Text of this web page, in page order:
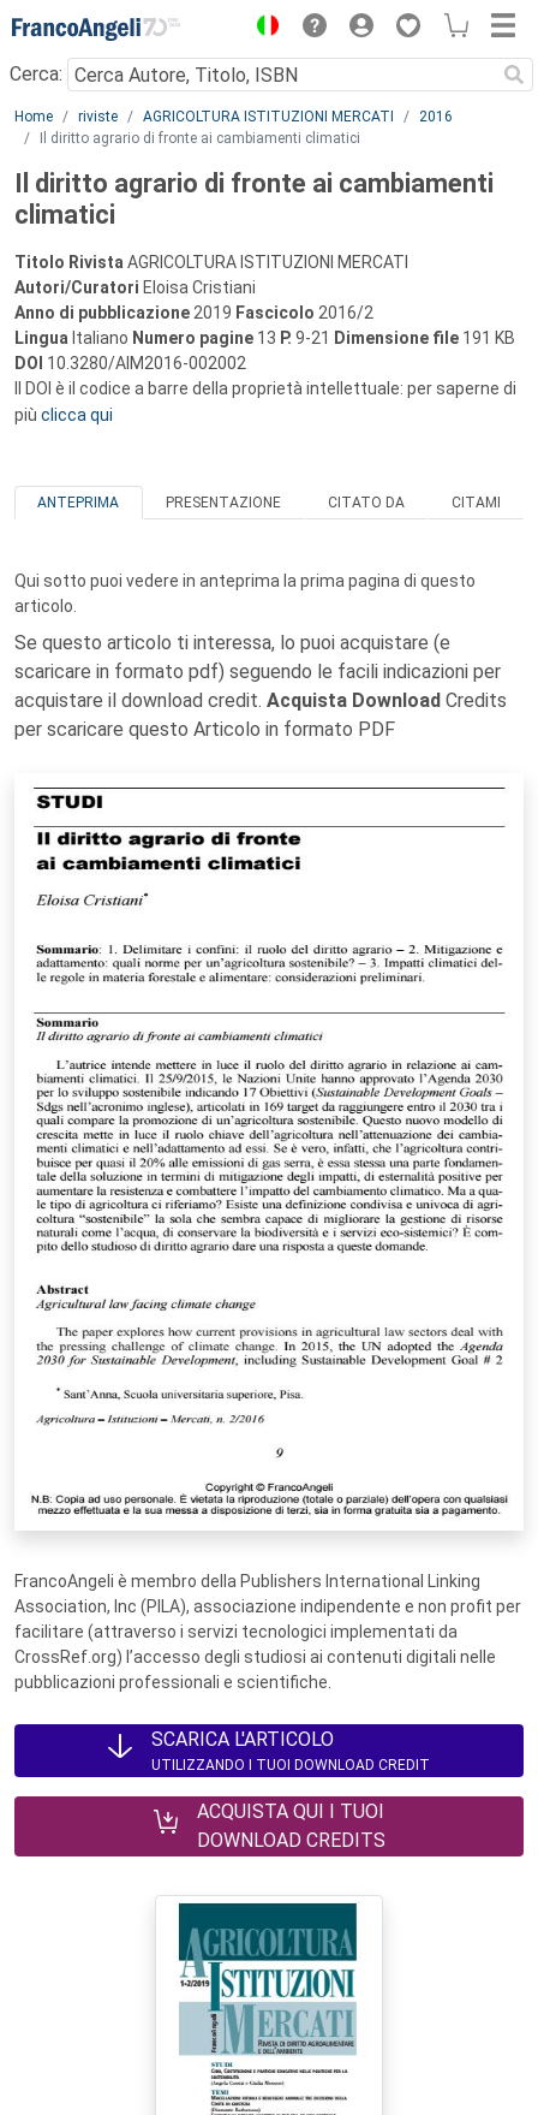
Menu
Cerca:
Main content
Home riviste AGRICOLTURA ISTITUZIONI MERCATI
2016
Il diritto agrario di fronte ai cambiamenti climatici
Il diritto agrario di fronte ai cambiamenti
climatici
Titolo Rivista AGRICOLTURA ISTITUZIONI MERCATI
Autori/Curatori Eloisa Cristiani
Anno di pubblicazione 2019 Fascicolo 2016/2
Lingua Italiano Numero pagine 13 P. 9-21 Dimensione file 191 KB
DOI 10.3280/AIM2016-002002
Il DOI è il codice a barre della proprietà intellettuale: per saperne di
più clicca qui
ANTEPRIMA PRESENTAZIONE CITATO DA CITAMI
Qui sotto puoi vedere in anteprima la prima pagina di questo
articolo.
Se questo articolo ti interessa, lo puoi acquistare (e
scaricare in formato pdf) seguendo le facili indicazioni per
acquistare il download credit. Acquista Download Credits
per scaricare questo Articolo in formato PDF
FrancoAngeli è membro della Publishers International Linking
Association, Inc (PILA), associazione indipendente e non profit per
facilitare (attraverso i servizi tecnologici implementati da
CrossRef.org) l’accesso degli studiosi ai contenuti digitali nelle
pubblicazioni professionali e scientifiche.
SCARICA L'ARTICOLO
UTILIZZANDO I TUOI DOWNLOAD CREDIT
ACQUISTA QUI I TUOI
DOWNLOAD CREDITS